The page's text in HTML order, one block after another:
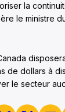
la
le ministre
de dollars à
le secteur